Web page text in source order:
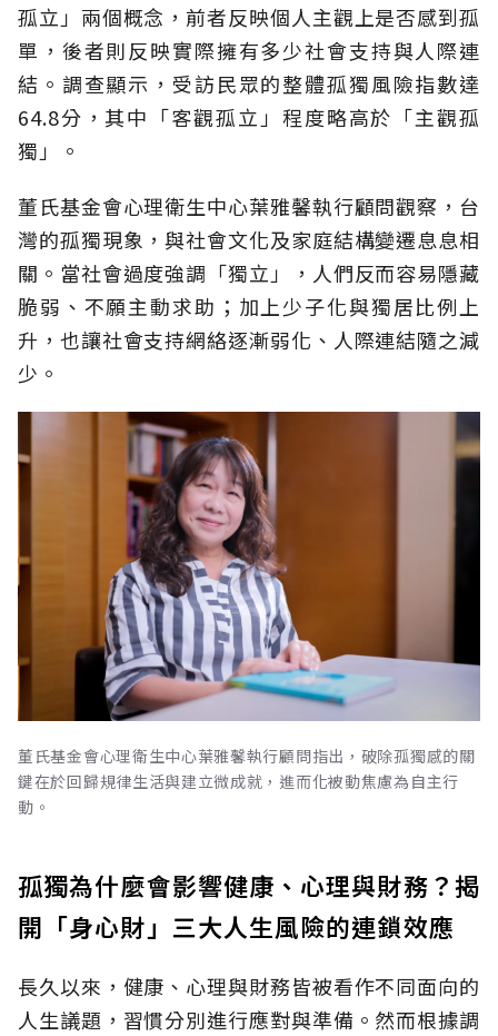
孤立」兩個概念，前者反映個人主觀上是否感到孤
單，後者則反映實際擁有多少社會支持與人際連
結。調查顯示，受訪民眾的整體孤獨風險指數達
64.8分，其中「客觀孤立」程度略高於「主觀孤
獨」。
董氏基金會心理衛生中心葉雅馨執行顧問觀察，台
灣的孤獨現象，與社會文化及家庭結構變遷息息相
關。當社會過度強調「獨立」，人們反而容易隱藏
脆弱、不願主動求助；加上少子化與獨居比例上
升，也讓社會支持網絡逐漸弱化、人際連結隨之減
少。
董氏基金會心理衛生中心葉雅馨執行顧問指出，破除孤獨感的關
鍵在於回歸規律生活與建立微成就，進而化被動焦慮為自主行
動。
孤獨為什麼會影響健康、心理與財務？揭
開「身心財」三大人生風險的連鎖效應
長久以來，健康、心理與財務皆被看作不同面向的
人生議題，習慣分別進行應對與準備。然而根據調